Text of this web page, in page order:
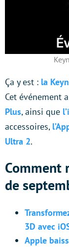
Ça y est : la
Cet événement
Plus, ainsi que
accessoires,
Ultra 2.
Comment
de
3D avec
Apple